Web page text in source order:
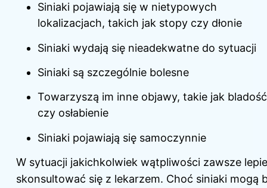
Siniaki pojawiają się w nietypowych
lokalizacjach, takich jak stopy czy dłonie
Siniaki wydają się nieadekwatne do sytuacji
Siniaki są szczególnie bolesne
Towarzyszą im inne objawy, takie jak bladość
czy osłabienie
Siniaki pojawiają się samoczynnie
W sytuacji jakichkolwiek wątpliwości zawsze
skonsultować się z lekarzem. Choć siniaki mogą